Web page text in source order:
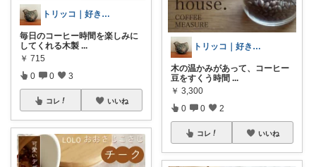
トリッコ｜好きな雑貨・インテリア
毎日のコーヒー時間を楽しみに
してくれる木製 ...
￥ 715
0 0 3
コレ いいね
トリッコ｜好きな雑貨・インテリア
木の温かみがあって、コーヒー
豆をすくう時間 ...
￥ 3,300
0 0 2
コレ いいね